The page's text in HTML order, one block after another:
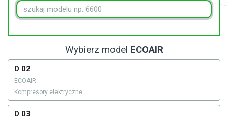
Wybierz model ECOAIR
D 02
ECOAIR
Kompresory elektryczne
D 03